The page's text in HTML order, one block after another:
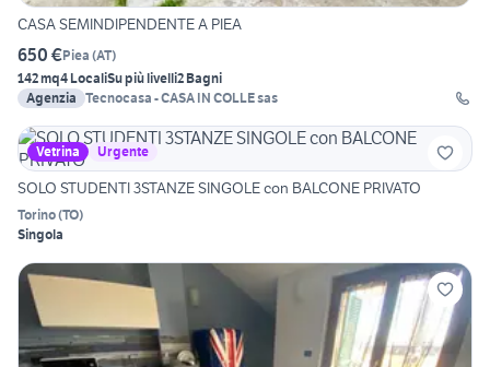
CASA SEMINDIPENDENTE A PIEA
650 €Piea (AT)
142 mq4 LocaliSu più livelli2 Bagni
Agenzia Tecnocasa - CASA IN COLLE sas
Vetrina Urgente
SOLO STUDENTI 3STANZE SINGOLE con BALCONE PRIVATO
Torino(TO)
Singola